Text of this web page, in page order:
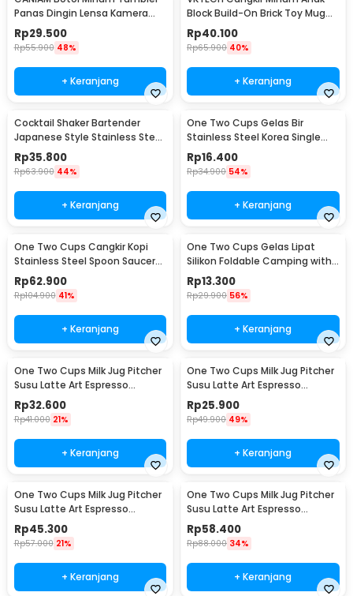
Panas Dingin Lensa Kamera
24-105mm 400ml
Rp29.500
Rp55.900 48%
+ Keranjang
Block Build-On Brick Toy Mug
350ml - 936SN
Rp40.100
Rp65.900 40%
+ Keranjang
Cocktail Shaker Bartender
Japanese Style Stainless Steel
200ml
Rp35.800
Rp63.900 44%
+ Keranjang
One Two Cups Gelas Bir
Stainless Steel Korea Single
Wall Glass 180ml - J070
Rp16.400
Rp34.900 54%
+ Keranjang
One Two Cups Cangkir Kopi
Stainless Steel Spoon Saucer
Cup 120ml - 201
Rp62.900
Rp104.900 41%
+ Keranjang
One Two Cups Gelas Lipat
Silikon Foldable Camping with
Strap 200ml - F120
Rp13.300
Rp29.900 56%
+ Keranjang
One Two Cups Milk Jug Pitcher
Susu Latte Art Espresso
Stainless Steel 350ml - J068
Rp32.600
Rp41.000 21%
+ Keranjang
One Two Cups Milk Jug Pitcher
Susu Latte Art Espresso
Stainless Steel 150ml - J068
Rp25.900
Rp49.900 49%
+ Keranjang
One Two Cups Milk Jug Pitcher
Susu Latte Art Espresso
Stainless Steel 600ml - J068
Rp45.300
Rp57.000 21%
+ Keranjang
One Two Cups Milk Jug Pitcher
Susu Latte Art Espresso
Stainless Steel 900ml - J068
Rp58.400
Rp88.000 34%
+ Keranjang